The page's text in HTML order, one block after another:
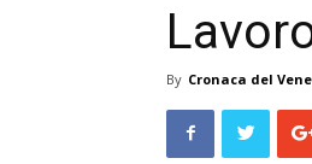
By Cronaca del